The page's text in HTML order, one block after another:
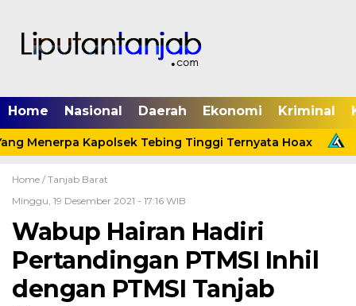
Home Nasional Daerah Ekonomi Kriminal
Menerpa Kapolsek Tebing Tinggi Ternyata Hoax
Home / Tanjab Barat
Minggu, 19 Desember 2021 - 17:16 WIB
Wabup Hairan Hadiri
Pertandingan PTMSI Inhil
dengan PTMSI Tanjab